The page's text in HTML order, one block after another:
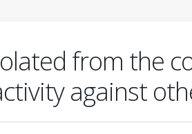
from the
against